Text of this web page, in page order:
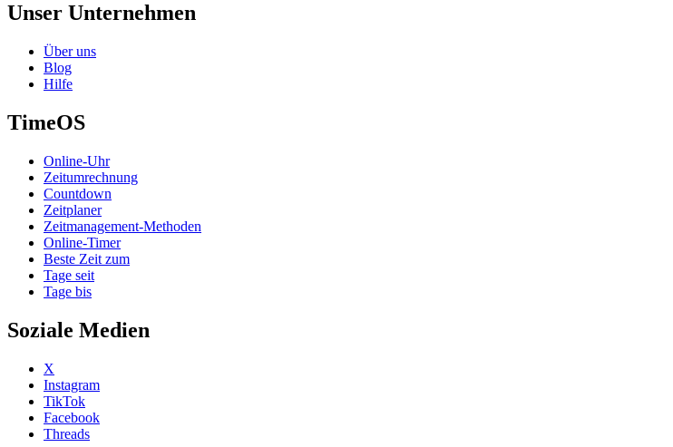
Unser Unternehmen
Über uns
Blog
Hilfe
TimeOS
Online-Uhr
Zeitumrechnung
Countdown
Zeitplaner
Zeitmanagement-Methoden
Online-Timer
Beste Zeit zum
Tage seit
Tage bis
Soziale Medien
X
Instagram
TikTok
Facebook
Threads